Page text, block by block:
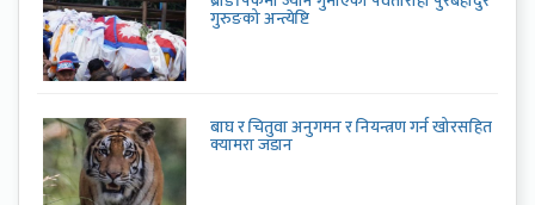
गुरुङको अन्त्येष्टि
बाघ र चितुवा अनुगमन र नियन्त्रण गर्न खोरसहित
क्यामरा जडान